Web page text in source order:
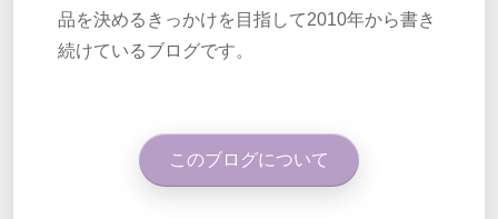
品を決めるきっかけを目指して2010年から書き
続けているブログです。
このブログについて